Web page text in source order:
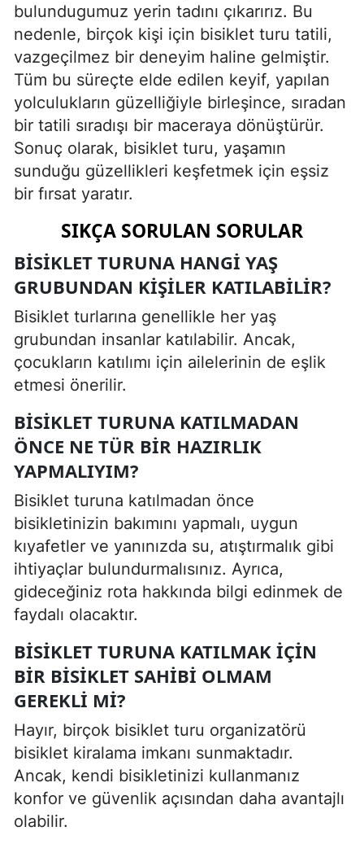
bulundugumuz yerin tadını çıkarırız. Bu
nedenle, birçok kişi için bisiklet turu tatili,
vazgeçilmez bir deneyim haline gelmiştir.
Tüm bu süreçte elde edilen keyif, yapılan
yolculukların güzelliğiyle birleşince, sıradan
bir tatili sıradışı bir maceraya dönüştürür.
Sonuç olarak, bisiklet turu, yaşamın
sunduğu güzellikleri keşfetmek için eşsiz
bir fırsat yaratır.
SIKÇA SORULAN SORULAR
BISIKLET TURUNA HANGI YAŞ
GRUBUNDAN KIŞILER KATILABILIR?
Bisiklet turlarına genellikle her yaş
grubundan insanlar katılabilir. Ancak,
çocukların katılımı için ailelerinin de eşlik
etmesi önerilir.
BISIKLET TURUNA KATILMADAN
ÖNCE NE TÜR BIR HAZIRLIK
YAPMALIYIM?
Bisiklet turuna katılmadan önce
bisikletinizin bakımını yapmalı, uygun
kıyafetler ve yanınızda su, atıştırmalık gibi
ihtiyaçlar bulundurmalısınız. Ayrıca,
gideceğiniz rota hakkında bilgi edinmek de
faydalı olacaktır.
BISIKLET TURUNA KATILMAK IÇIN
BIR BISIKLET SAHIBI OLMAM
GEREKLI MI?
Hayır, birçok bisiklet turu organizatörü
bisiklet kiralama imkanı sunmaktadır.
Ancak, kendi bisikletinizi kullanmanız
konfor ve güvenlik açısından daha avantajlı
olabilir.